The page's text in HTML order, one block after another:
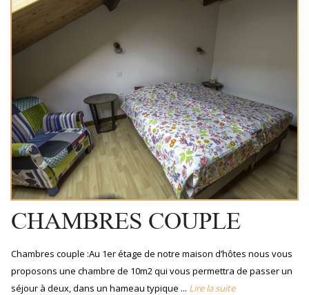
CHAMBRES COUPLE
Chambres couple :Au 1er étage de notre maison d’hôtes nous vous
proposons une chambre de 10m2 qui vous permettra de passer un
séjour à deux, dans un hameau typique ... Lire la suite